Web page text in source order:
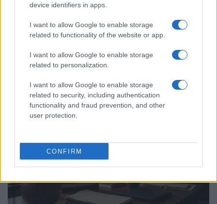
device identifiers in apps.
I want to allow Google to enable storage
related to functionality of the website or app.
I want to allow Google to enable storage
related to personalization.
I want to allow Google to enable storage
related to security, including authentication
functionality and fraud prevention, and other
user protection.
CONFIRM
dirigenziali
Ilaria Mauri · 7 Ago 2026
CALCIO